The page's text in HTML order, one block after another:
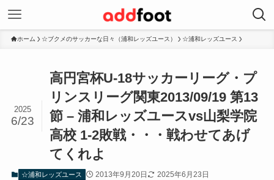
ホーム ☆ブクメのサッカーな日々（浦和レッズユース） ☆浦和レッズユース
高円宮杯U-18サッカーリーグ・プ
リンスリーグ関東2013/09/19 第13
節 – 浦和レッズユースvs山梨学院
高校 1-2敗戦・・・戦わせてあげ
てくれよ
2025
6/23
☆浦和レッズユース 2013年9月20日 2025年6月23日